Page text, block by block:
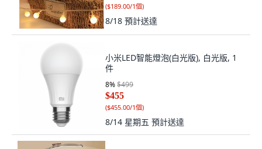
($189.00/1個)
8/18 預計送達
小米LED智能燈泡(白光版), 白光版, 1
件
8%$499
$455
($455.00/1個)
8/14 星期五 預計送達